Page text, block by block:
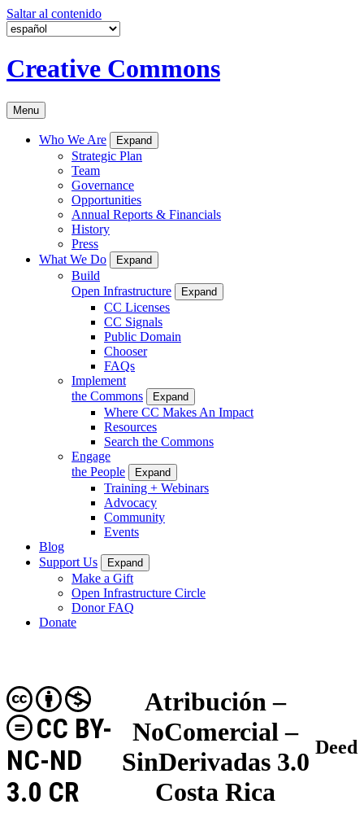
Saltar al contenido
Creative Commons
Menu
Who We Are Expand
Strategic Plan
Team
Governance
Opportunities
Annual Reports & Financials
History
Press
What We Do
Expand
Build
Open Infrastructure
Expand
CC Licenses
CC Signals
Public Domain
Chooser
FAQs
Implement
the Commons
Expand
Where CC Makes An Impact
Resources
Search the Commons
Engage
the People
Expand
Training + Webinars
Advocacy
Community
Events
Blog
Support Us
Expand
Make a Gift
Open Infrastructure Circle
Donor FAQ
Donate
Atribución –
NoComercial –
SinDerivadas 3.0
Costa Rica
CC BY-
NC-ND
3.0 CR
Deed